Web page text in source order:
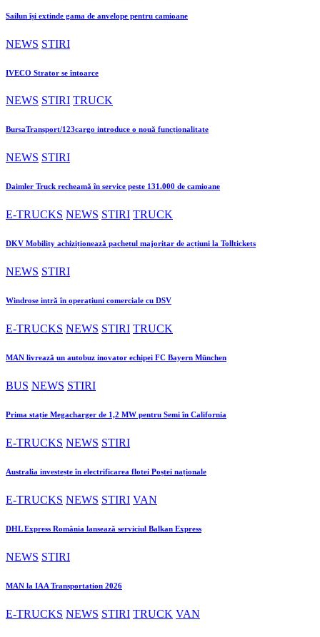
Sailun își extinde gama de anvelope pentru camioane
NEWS STIRI
IVECO Strator se întoarce
NEWS STIRI TRUCK
BursaTransport/123cargo introduce o nouă funcționalitate
NEWS STIRI
Daimler Truck recheamă în service peste 131.000 de camioane
E-TRUCKS NEWS STIRI TRUCK
DKV Mobility achiziționează pachetul majoritar de acțiuni la Tolltickets
NEWS STIRI
Windrose intră în operațiuni comerciale cu DSV
E-TRUCKS NEWS STIRI TRUCK
MAN livrează un autobuz inovator echipei FC Bayern München
BUS NEWS STIRI
Prima stație Megacharger de 1,2 MW pentru Semi în California
E-TRUCKS NEWS STIRI
Australia investește în electrificarea flotei Poștei naționale
E-TRUCKS NEWS STIRI VAN
DHL Express România lansează serviciul Balkan Express
NEWS STIRI
MAN la IAA Transportation 2026
E-TRUCKS NEWS STIRI TRUCK VAN